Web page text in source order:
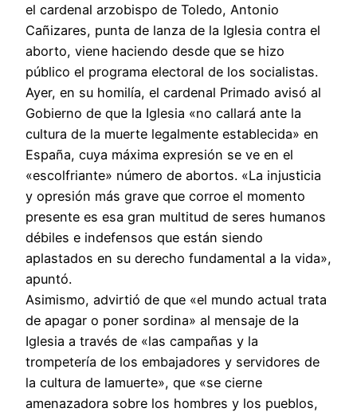
el cardenal arzobispo de Toledo, Antonio
Cañizares, punta de lanza de la Iglesia contra el
aborto, viene haciendo desde que se hizo
público el programa electoral de los socialistas.
Ayer, en su homilía, el cardenal Primado avisó al
Gobierno de que la Iglesia «no callará ante la
cultura de la muerte legalmente establecida» en
España, cuya máxima expresión se ve en el
«escolfriante» número de abortos. «La injusticia
y opresión más grave que corroe el momento
presente es esa gran multitud de seres humanos
débiles e indefensos que están siendo
aplastados en su derecho fundamental a la vida»,
apuntó.
Asimismo, advirtió de que «el mundo actual trata
de apagar o poner sordina» al mensaje de la
Iglesia a través de «las campañas y la
trompetería de los embajadores y servidores de
la cultura de lamuerte», que «se cierne
amenazadora sobre los hombres y los pueblos,